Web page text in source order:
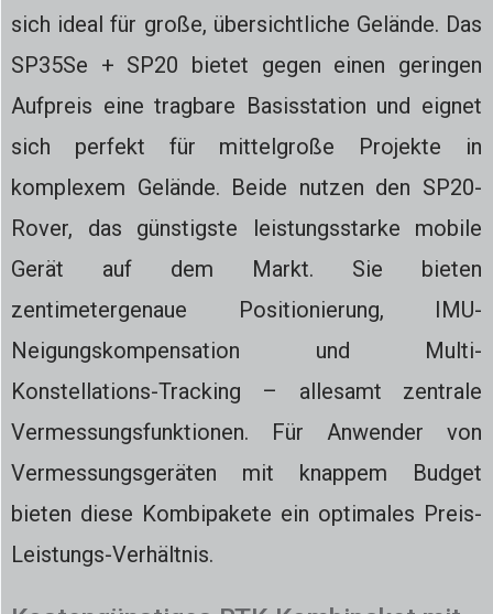
sich ideal für große, übersichtliche Gelände. Das
SP35Se + SP20 bietet gegen einen geringen
Aufpreis eine tragbare Basisstation und eignet
sich perfekt für mittelgroße Projekte in
komplexem Gelände. Beide nutzen den SP20-
Rover, das günstigste leistungsstarke mobile
Gerät auf dem Markt. Sie bieten
zentimetergenaue Positionierung, IMU-
Neigungskompensation und Multi-
Konstellations-Tracking – allesamt zentrale
Vermessungsfunktionen. Für Anwender von
Vermessungsgeräten mit knappem Budget
bieten diese Kombipakete ein optimales Preis-
Leistungs-Verhältnis.